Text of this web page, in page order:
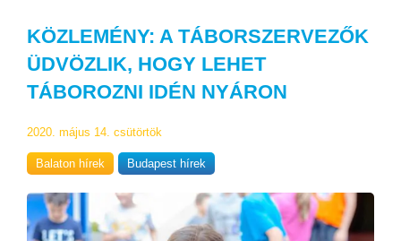
KÖZLEMÉNY: A TÁBORSZERVEZŐK
ÜDVÖZLIK, HOGY LEHET
TÁBOROZNI IDÉN NYÁRON
2020. május 14. csütörtök
Balaton hírek Budapest hírek